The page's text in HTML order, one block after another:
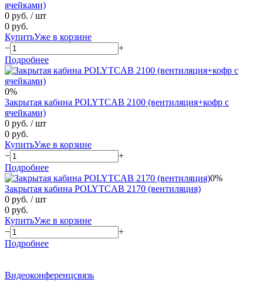
ячейками)
0 руб. / шт
0 руб.
КупитьУже в корзине
−
+
Подробнее
0%
Закрытая кабина POLYTCAB 2100 (вентиляция+кофр с
ячейками)
0 руб. / шт
0 руб.
КупитьУже в корзине
−
+
Подробнее
0%
Закрытая кабина POLYTCAB 2170 (вентиляция)
0 руб. / шт
0 руб.
КупитьУже в корзине
−
+
Подробнее
Видеоконференцсвязь